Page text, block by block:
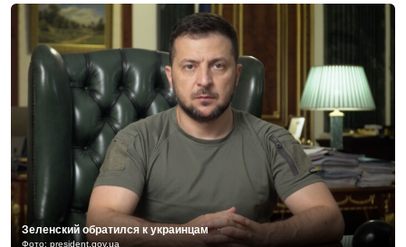
Зеленский обратился к украинцам
Фото: president.gov.ua